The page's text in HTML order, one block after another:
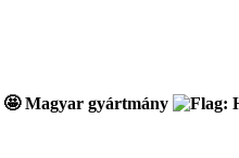
🤩 Magyar gyártmány